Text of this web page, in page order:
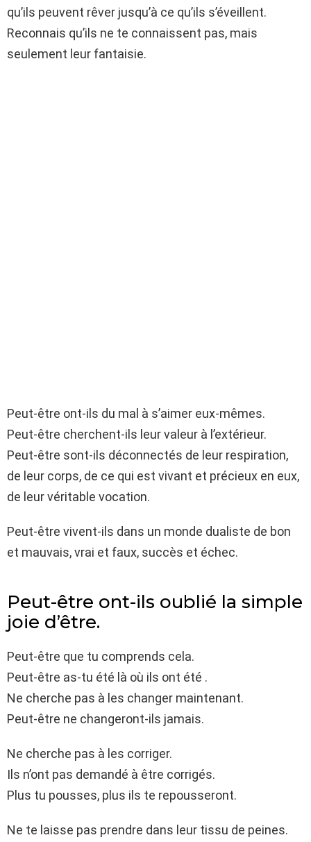
qu’ils peuvent rêver jusqu’à ce qu’ils s’éveillent.
Reconnais qu’ils ne te connaissent pas, mais
seulement leur fantaisie.
Peut-être ont-ils du mal à s’aimer eux-mêmes.
Peut-être cherchent-ils leur valeur à l’extérieur.
Peut-être sont-ils déconnectés de leur respiration,
de leur corps, de ce qui est vivant et précieux en eux,
de leur véritable vocation.
Peut-être vivent-ils dans un monde dualiste de bon
et mauvais, vrai et faux, succès et échec.
Peut-être ont-ils oublié la simple
joie d’être.
Peut-être que tu comprends cela.
Peut-être as-tu été là où ils ont été .
Ne cherche pas à les changer maintenant.
Peut-être ne changeront-ils jamais.
Ne cherche pas à les corriger.
Ils n’ont pas demandé à être corrigés.
Plus tu pousses, plus ils te repousseront.
Ne te laisse pas prendre dans leur tissu de peines.